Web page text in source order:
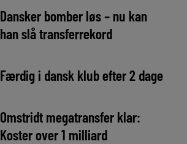
Dansker bomber løs – nu kan
han slå transferrekord
Færdig i dansk klub efter 2 dage
Omstridt megatransfer klar:
Koster over 1 milliard